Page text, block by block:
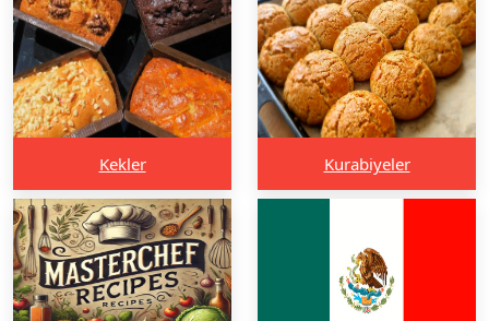
Kekler Kurabiyeler